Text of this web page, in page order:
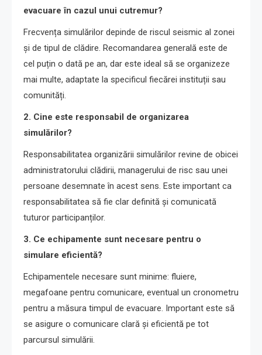
evacuare în cazul unui cutremur?
Frecvența simulărilor depinde de riscul seismic al zonei
și de tipul de clădire. Recomandarea generală este de
cel puțin o dată pe an, dar este ideal să se organizeze
mai multe, adaptate la specificul fiecărei instituții sau
comunități.
2. Cine este responsabil de organizarea
simulărilor?
Responsabilitatea organizării simulărilor revine de obicei
administratorului clădirii, managerului de risc sau unei
persoane desemnate în acest sens. Este important ca
responsabilitatea să fie clar definită și comunicată
tuturor participanților.
3. Ce echipamente sunt necesare pentru o
simulare eficientă?
Echipamentele necesare sunt minime: fluiere,
megafoane pentru comunicare, eventual un cronometru
pentru a măsura timpul de evacuare. Important este să
se asigure o comunicare clară și eficientă pe tot
parcursul simulării.